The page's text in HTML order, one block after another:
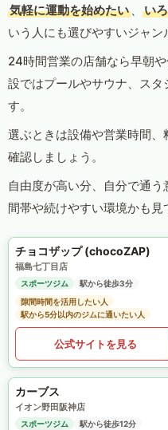
気軽に運動を始めたい 、 い
いう人にも選びやすいジャン
24時間営業の店舗なら早朝
設ではプールやサウナ、ス
す。
選ぶときは設備や営業時間
確認しましょう。
自由度が高い分、自分で通
間帯や続けやすい環境かも見
チョコザップ (chocoZAP)
福島七丁目店
スポーツジム
駅から徒歩3分
隙間時間を活用したい人
駅から5分以内のジムに通いたい人
公式サイトを見る
カーブス
イオン野田阪神店
スポーツジム
駅から徒歩12分